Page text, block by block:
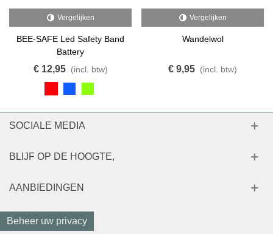
Vergelijken
BEE-SAFE Led Safety Band
Battery
€ 12,95 (incl. btw)
Vergelijken
Wandelwol
€ 9,95 (incl. btw)
SOCIALE MEDIA
BLIJF OP DE HOOGTE,
AANBIEDINGEN
Beheer uw privacy